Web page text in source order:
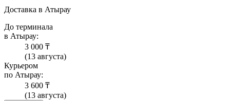
Доставка в Атырау
До терминала
в Атырау:
3 000 ₸
(13 августа)
Курьером
по Атырау:
3 600 ₸
(13 августа)